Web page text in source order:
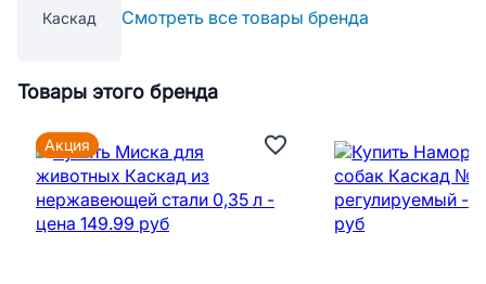
Каскад Смотреть все товары бренда
Товары этого бренда
Акция